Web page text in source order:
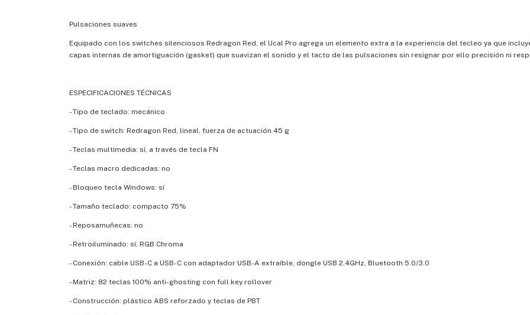
Pulsaciones suaves
Equipado con los switches silenciosos Redragon Red, el Ucal Pro agrega un elemento extra a la experiencia del tecleo ya que
capas internas de amortiguación (gasket) que suavizan el sonido y el tacto de las pulsaciones sin resignar por ello precisión ni
ESPECIFICACIONES TÉCNICAS
- Tipo de teclado: mecánico
- Tipo de switch: Redragon Red, lineal, fuerza de actuación 45 g
- Teclas multimedia: sí, a través de tecla FN
- Teclas macro dedicadas: no
- Bloqueo tecla Windows: sí
- Tamaño teclado: compacto 75%
- Reposamuñecas: no
- Retroiluminado: sí, RGB Chroma
- Conexión: cable USB-C a USB-C con adaptador USB-A extraíble, dongle USB 2.4GHz, Bluetooth 5.0/3.0
- Matriz: 82 teclas 100% anti-ghosting con full key rollover
- Construcción: plástico ABS reforzado y teclas de PBT